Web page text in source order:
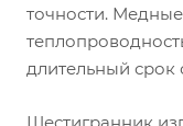
точности.
длительный срок